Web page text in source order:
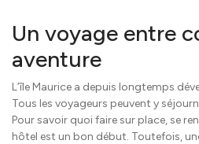
Un voyage entre
aventure
L’île Maurice a depuis longtemps
Tous les voyageurs peuvent y
Pour savoir quoi faire sur place, se
hôtel est un bon début. Toutefois,